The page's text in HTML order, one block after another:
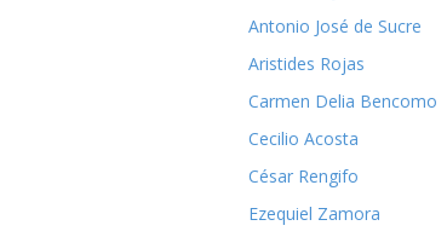
Antonio José de Sucre
Aristides Rojas
Carmen Delia Bencomo
Cecilio Acosta
César Rengifo
Ezequiel Zamora